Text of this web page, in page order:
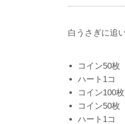
白うさぎに追
コイン50枚
ハート1コ
コイン100枚
コイン50枚
ハート1コ